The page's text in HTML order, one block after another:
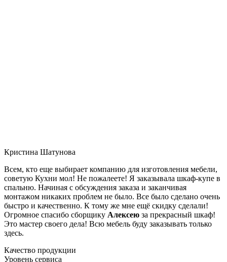
Кристина Шатунова
Всем, кто еще выбирает компанию для изготовления мебели,
советую Кухни мол! Не пожалеете! Я заказывала шкаф-купе в
спальню. Начиная с обсуждения заказа и заканчивая
монтажом никаких проблем не было. Все было сделано очень
быстро и качественно. К тому же мне ещё скидку сделали!
Огромное спасибо сборщику Алексею за прекрасный шкаф!
Это мастер своего дела! Всю мебель буду заказывать только
здесь.
Качество продукции
Уровень сервиса